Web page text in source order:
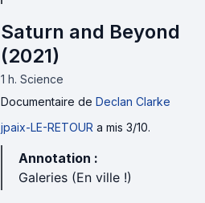
Saturn and Beyond
(2021)
1 h. Science
Documentaire de Declan Clarke
jpaix-LE-RETOUR a mis 3/10.
Annotation :
Galeries (En ville !)